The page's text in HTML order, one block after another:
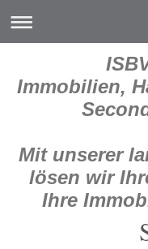
Immobilien,
Mit unserer
lösen wir
Ihre